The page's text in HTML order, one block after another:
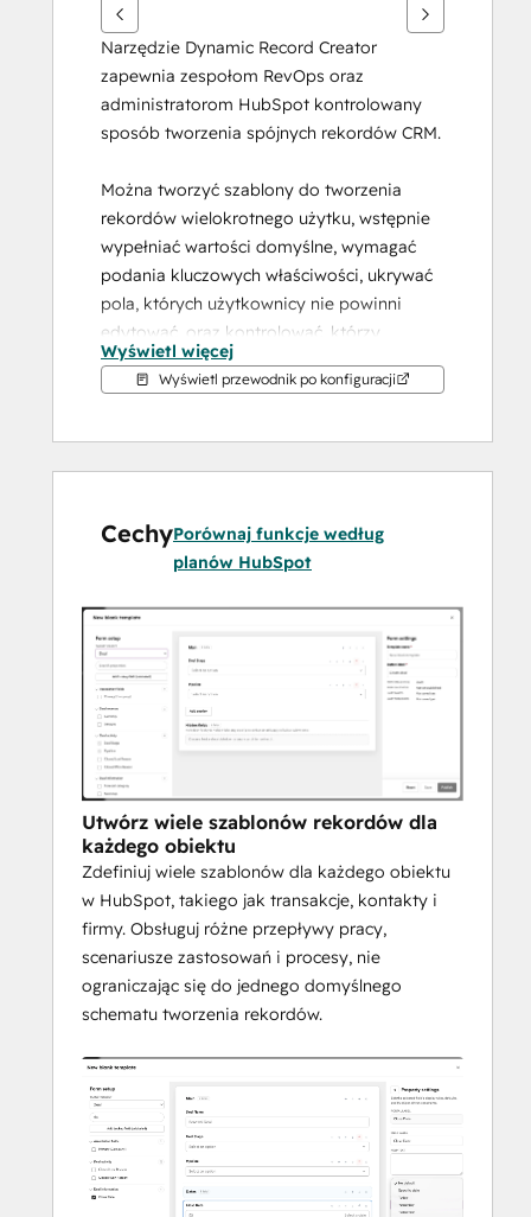
Narzędzie Dynamic Record Creator
zapewnia zespołom RevOps oraz
administratorom HubSpot kontrolowany
sposób tworzenia spójnych rekordów CRM.
Można tworzyć szablony do tworzenia
rekordów wielokrotnego użytku, wstępnie
wypełniać wartości domyślne, wymagać
podania kluczowych właściwości, ukrywać
pola, których użytkownicy nie powinni
edytować, oraz kontrolować, którzy
użytkownicy lub zespoły mają dostęp do
poszczególnych procesów tworzenia.
użytkownikom wybrać odpowiedni szablon
bez konieczności przeszukiwania
Twórz rekordy transakcji, kontaktów, firm,
niestandardowych bezpośrednio ze stron
rekordów w HubSpot, zapewniając
jednocześnie zgodność wprowadzanych
danych z procesami obowiązującymi w
Twojej organizacji.
Wyświetl więcej
Wyświetl przewodnik po konfiguracji
CechyPorównaj funkcje według
planów HubSpot
Utwórz wiele szablonów rekordów dla
każdego obiektu
Zdefiniuj wiele szablonów dla każdego obiektu
w HubSpot, takiego jak transakcje, kontakty i
firmy. Obsługuj różne przepływy pracy,
scenariusze zastosowań i procesy, nie
ograniczając się do jednego domyślnego
schematu tworzenia rekordów.